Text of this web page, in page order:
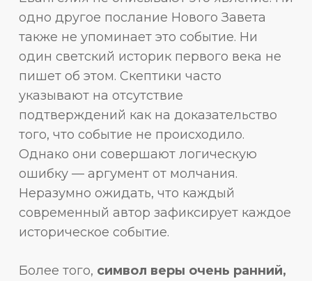
одно другое послание Нового Завета
также не упоминает это событие. Ни
один светский историк первого века не
пишет об этом. Скептики часто
указывают на отсутствие
подтверждений как на доказательство
того, что событие не происходило.
Однако они совершают логическую
ошибку — аргумент от молчания.
Неразумно ожидать, что каждый
современный автор зафиксирует каждое
историческое событие.
Более того, символ веры очень ранний,